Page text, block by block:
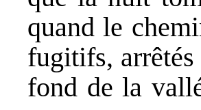
quand le
fugitifs, arrêtés
fond de la